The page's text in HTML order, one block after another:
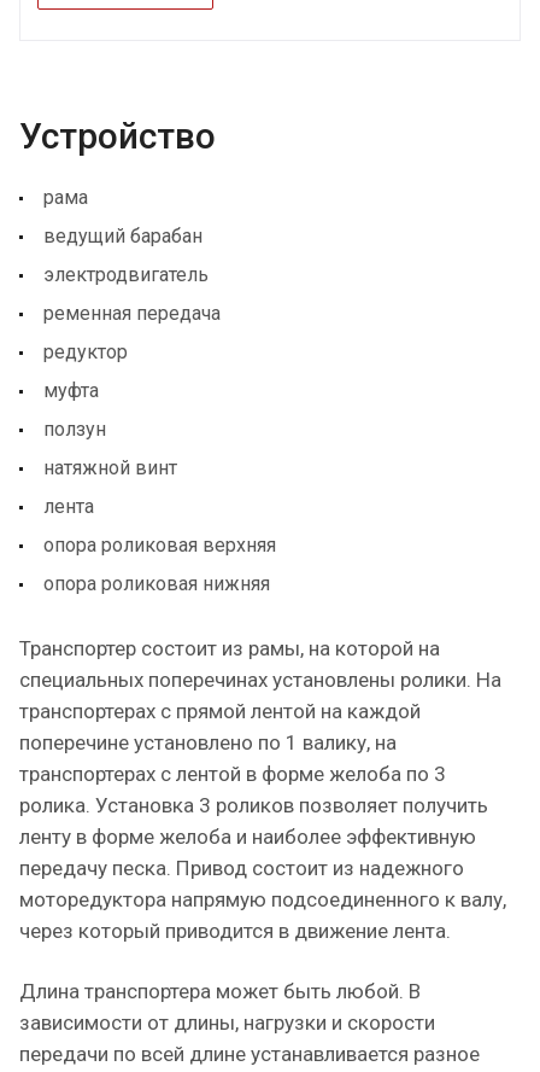
Устройство
рама
ведущий барабан
электродвигатель
ременная передача
редуктор
муфта
ползун
натяжной винт
лента
опора роликовая верхняя
опора роликовая нижняя
Транспортер состоит из рамы, на которой на
специальных поперечинах установлены ролики. На
транспортерах с прямой лентой на каждой
поперечине установлено по 1 валику, на
транспортерах с лентой в форме желоба по 3
ролика. Установка 3 роликов позволяет получить
ленту в форме желоба и наиболее эффективную
передачу песка. Привод состоит из надежного
моторедуктора напрямую подсоединенного к валу,
через который приводится в движение лента.
Длина транспортера может быть любой. В
зависимости от длины, нагрузки и скорости
передачи по всей длине устанавливается разное